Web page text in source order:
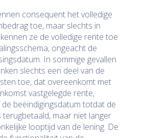
consequent het volledige
toe, maar slechts in
ze de volledige rente toe
ongeacht de
In sommige gevallen
slechts een deel van de
toe, dat overeenkomt met
vastgelegde rente,
beëindigingsdatum totdat de
terugbetaald, maar niet langer
looptijd van de lening. De